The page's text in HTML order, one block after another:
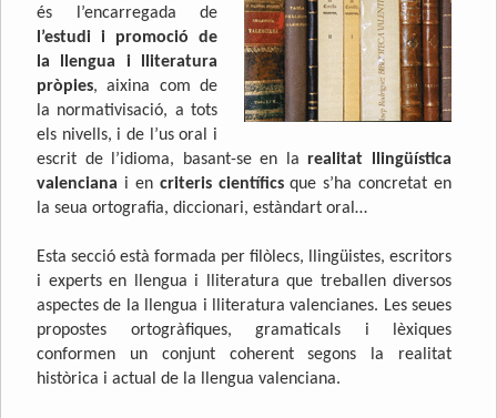
és l’encarregada de
l’estudi i promoció de
la llengua i lliteratura
pròpies, aixina com de
la normativisació, a tots
els nivells, i de l’us oral i
escrit de l’idioma, basant-se en larealitat llingüística
valenciana i en criteris científicsque s’ha concretat en
la seua ortografia, diccionari, estàndart oral…
Esta secció està formada per filòlecs, llingüistes, escritors
i experts en llengua i lliteratura que treballen diversos
aspectes de la llengua i lliteratura valencianes. Les seues
propostes ortogràfiques, gramaticals i lèxiques
conformen un conjunt coherent segons la realitat
històrica i actual de la llengua valenciana.